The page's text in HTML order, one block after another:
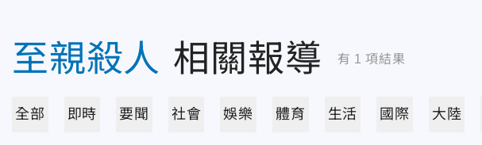
至親殺人 相關報導 有 1 項結果
全部 即時 要聞 社會 娛樂 體育 生活 國際 大陸